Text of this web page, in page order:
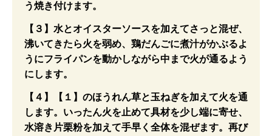
う焼き付けます。
【３】水とオイスターソースを加えてさっと混ぜ、
沸いてきたら火を弱め、鶏だんごに煮汁がかぶるよ
うにフライパンを動かしながら中まで火が通るよう
にします。
【４】【１】のほうれん草と玉ねぎを加えて火を通
します。いったん火を止めて具材を少し端に寄せ、
水溶き片栗粉を加えて手早く全体を混ぜます。再び